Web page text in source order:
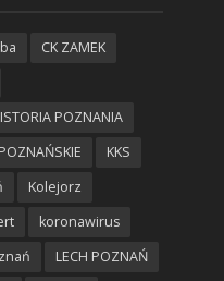
CK ZAMEK
POZNANIA
KKS
Kolejorz
koronawirus
LECH POZNAŃ